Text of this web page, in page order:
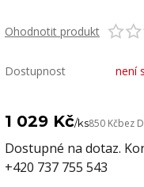
Ohodnotit produkt
Dostupnost není
1 029 Kč/ks850 Kčbez
Dostupné na dotaz.
+420 737 755 543